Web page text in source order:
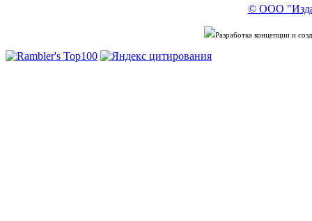
© ООО
Разработка концепции и